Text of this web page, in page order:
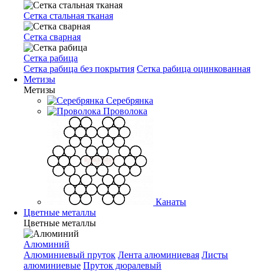
Сетка стальная тканая
Сетка сварная
Сетка рабица
Сетка рабица без покрытия Сетка рабица оцинкованная
Метизы
Метизы
Серебрянка
Проволока
Канаты
Цветные металлы
Цветные металлы
Алюминий
Алюминиевый пруток Лента алюминиевая Листы
алюминиевые Пруток дюралевый